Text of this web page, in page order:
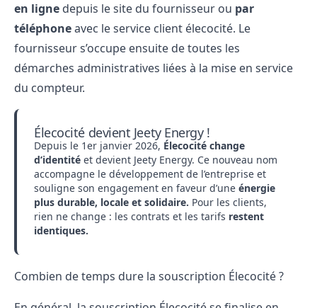
en ligne depuis le site du fournisseur ou par
téléphoneavec le service client élecocité. Le
fournisseur s’occupe ensuite de toutes les
démarches administratives liées à la mise en service
du compteur.
Élecocité devient Jeety Energy !
Depuis le 1er janvier 2026, Élecocité change
d’identité et devient Jeety Energy. Ce nouveau nom
accompagne le développement de l’entreprise et
souligne son engagement en faveur d’une énergie
plus durable, locale et solidaire. Pour les clients,
rien ne change : les contrats et les tarifs restent
identiques.
Combien de temps dure la souscription Élecocité ?